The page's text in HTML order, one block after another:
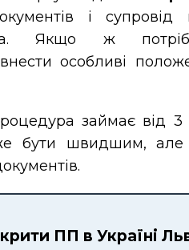
і
Якщо ж
особливі
займає від
бути швидшим,
ПП в Україні